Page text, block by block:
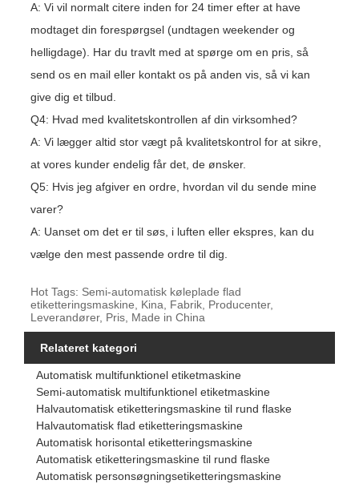
A: Vi vil normalt citere inden for 24 timer efter at have
modtaget din forespørgsel (undtagen weekender og
helligdage). Har du travlt med at spørge om en pris, så
send os en mail eller kontakt os på anden vis, så vi kan
give dig et tilbud.
Q4: Hvad med kvalitetskontrollen af ​​din virksomhed?
A: Vi lægger altid stor vægt på kvalitetskontrol for at sikre,
at vores kunder endelig får det, de ønsker.
Q5: Hvis jeg afgiver en ordre, hvordan vil du sende mine
varer?
A: Uanset om det er til søs, i luften eller ekspres, kan du
vælge den mest passende ordre til dig.
Hot Tags: Semi-automatisk køleplade flad
etiketteringsmaskine, Kina, Fabrik, Producenter,
Leverandører, Pris, Made in China
Relateret kategori
Automatisk multifunktionel etiketmaskine
Semi-automatisk multifunktionel etiketmaskine
Halvautomatisk etiketteringsmaskine til rund flaske
Halvautomatisk flad etiketteringsmaskine
Automatisk horisontal etiketteringsmaskine
Automatisk etiketteringsmaskine til rund flaske
Automatisk personsøgningsetiketteringsmaskine